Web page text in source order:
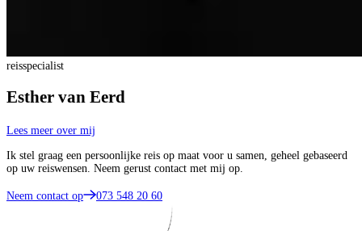
reisspecialist
Esther van Eerd
Lees meer over mij
Ik stel graag een persoonlijke reis op maat voor u samen, geheel gebaseerd
op uw reiswensen. Neem gerust contact met mij op.
Neem contact op 073 548 20 60